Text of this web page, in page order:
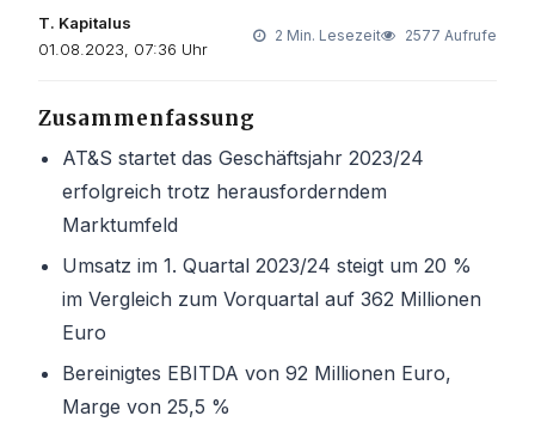
T. Kapitalus
01.08.2023, 07:36 Uhr
2 Min. Lesezeit 2577 Aufrufe
Zusammenfassung
AT&S startet das Geschäftsjahr 2023/24
erfolgreich trotz herausforderndem
Marktumfeld
Umsatz im 1. Quartal 2023/24 steigt um 20 %
im Vergleich zum Vorquartal auf 362 Millionen
Euro
Bereinigtes EBITDA von 92 Millionen Euro,
Marge von 25,5 %